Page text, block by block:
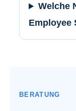
Welche
Employee
BERATUNG